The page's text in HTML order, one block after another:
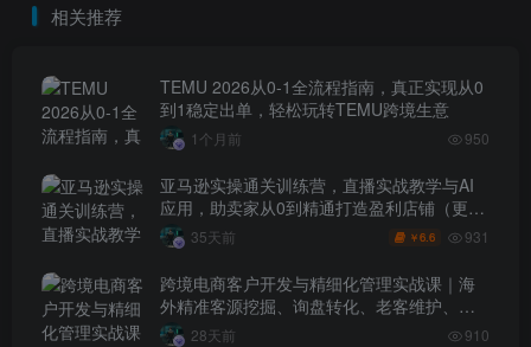
相关推荐
TEMU 2026从0-1全流程指南，真正实现从0
到1稳定出单，轻松玩转TEMU跨境生意
1个月前 950
亚马逊实操通关训练营，直播实战教学与AI
应用，助卖家从0到精通打造盈利店铺（更新
7月3日）
35天前 ￥6.6 931
跨境电商客户开发与精细化管理实战课｜海
外精准客源挖掘、询盘转化、老客维护、客
户分层全流程落地教程
28天前 910